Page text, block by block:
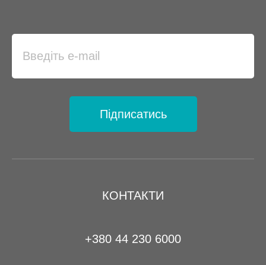
КОНТАКТИ
+380 44 230 6000
Підписатись